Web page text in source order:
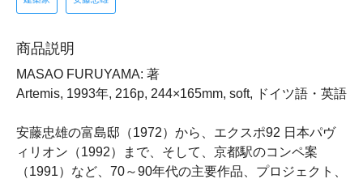
商品説明
MASAO FURUYAMA: 著
Artemis, 1993年, 216p, 244×165mm, soft, ドイツ語・英語
安藤忠雄の富島邸（1972）から、エクスポ92 日本パヴ
ィリオン（1992）まで、そして、京都駅のコンペ案
（1991）など、70～90年代の主要作品、プロジェクト、